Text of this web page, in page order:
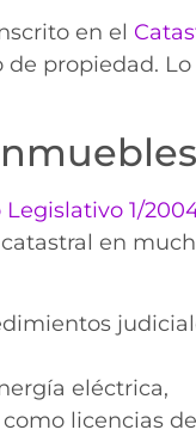
en el
propiedad.
1/
en
eléctrica,
licencias